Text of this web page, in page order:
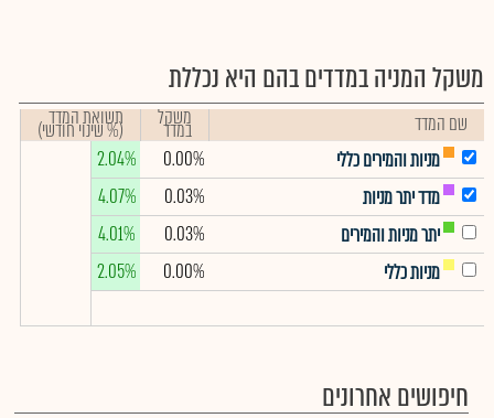
משקל המניה במדדים בהם היא נכללת
שם המדד משקל
במדד תשואת המדד
(% שינוי חודשי)
מניות והמירים כללי
0.00%
2.04%
מדד יתר מניות
0.03%
4.07%
יתר מניות והמירים
0.03%
4.01%
מניות כללי
0.00%
2.05%
חיפושים אחרונים